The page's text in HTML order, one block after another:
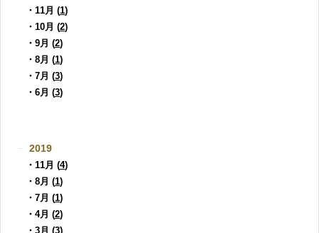
・11月 (1)
・10月 (2)
・9月 (2)
・8月 (1)
・7月 (3)
・6月 (3)
2019
・11月 (4)
・8月 (1)
・7月 (1)
・4月 (2)
・3月 (3)